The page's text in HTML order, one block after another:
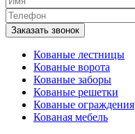
Кованые лестницы
Кованые ворота
Кованые заборы
Кованые решетки
Кованые ограждения
Кованая мебель